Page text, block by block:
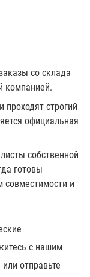
со склада
компанией.
проходят строгий
официальная
собственной
готовы
совместимости и
с нашим
или отправьте